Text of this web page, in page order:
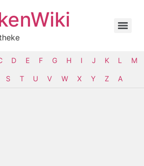
D E F G H I J K L M
S T U V W X Y Z Α